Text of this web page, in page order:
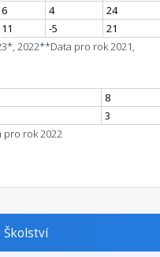
6 4
24
11 -5
21
2022**Data pro rok 2021,
8
3
pro rok 2022
Školství